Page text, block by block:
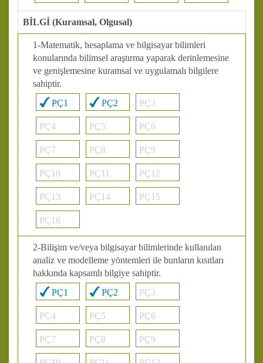
BİLGİ (Kuramsal, Olgusal)
1-Matematik, hesaplama ve bilgisayar bilimleri
konularında bilimsel araştırma yaparak derinlemesine
ve genişlemesine kuramsal ve uygulamalı bilgilere
sahiptir.
PÇ1
PÇ2 PÇ3
PÇ4 PÇ5 PÇ6
PÇ7 PÇ8 PÇ9
PÇ10 PÇ11 PÇ12
PÇ13 PÇ14 PÇ15
PÇ16
2-Bilişim ve/veya bilgisayar bilimlerinde kullanılan
analiz ve modelleme yöntemleri ile bunların kısıtları
hakkında kapsamlı bilgiye sahiptir.
PÇ1
PÇ2 PÇ3
PÇ4 PÇ5 PÇ6
PÇ7 PÇ8 PÇ9